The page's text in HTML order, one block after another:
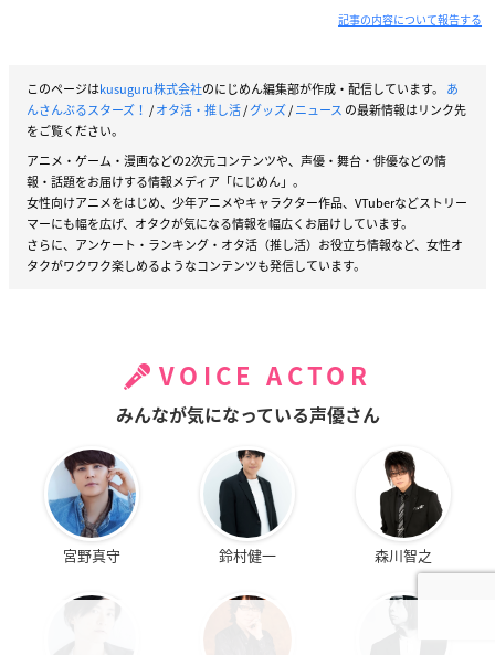
記事の内容について報告する
このページはkusuguru株式会社のにじめん編集部が作成・配信しています。 あ
んさんぶるスターズ！ /オタ活・推し活/グッズ/ニュース の最新情報はリンク先
をご覧ください。
アニメ・ゲーム・漫画などの2次元コンテンツや、声優・舞台・俳優などの情
報・話題をお届けする情報メディア「にじめん」。
女性向けアニメをはじめ、少年アニメやキャラクター作品、VTuberなどストリー
マーにも幅を広げ、オタクが気になる情報を幅広くお届けしています。
さらに、アンケート・ランキング・オタ活（推し活）お役立ち情報など、女性オ
タクがワクワク楽しめるようなコンテンツも発信しています。
VOICE ACTOR
みんなが気になっている声優さん
宮野真守 鈴村健一 森川智之